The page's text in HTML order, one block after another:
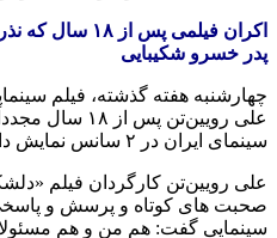
اکران فیلمی پس
پدر خسرو شکیبایی
چهارشنبه هفته گذشته، فیلم
علی رویین‌تن
سینمای ایران در ۲ سانس نمایش داده شد.
علی رویین‌تن کارگردان فیلم
صحبت های کوتاه و پرسش و
سینمایی گفت: هم من و هم